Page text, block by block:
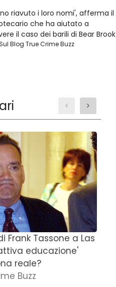
riavuto i loro nomi', afferma il
che ha aiutato a
il caso dei barili di Bear Brook
Blog True Crime Buzz
Frank Tassone a Las
educazione'
reale?
Buzz